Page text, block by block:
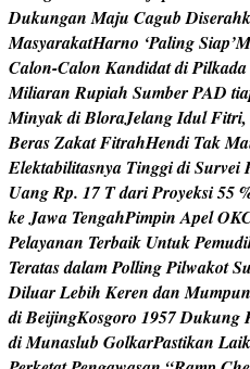
Dukungan Maju Cagub Diserahk
MasyarakatHarno ‘PalingSiap’M
Calon-Calon KandidatdiPilkada
Miliaran Rupiah SumberPAD tia
MinyakdiBloraJelangIdulFitri,
BerasZakatFitrahHendi TakMa
Elektabilitasnya TinggidiSurvei
UangRp. 17 TdariProyeksi55
keJawa TengahPimpin ApelOK
Pelayanan Terbaik UntukPemudi
TeratasdalamPollingPilwakotS
DiluarLebih Keren dan Mumpun
diBeijingKosgoro 1957Dukung
diMunaslub GolkarPastikan Laik